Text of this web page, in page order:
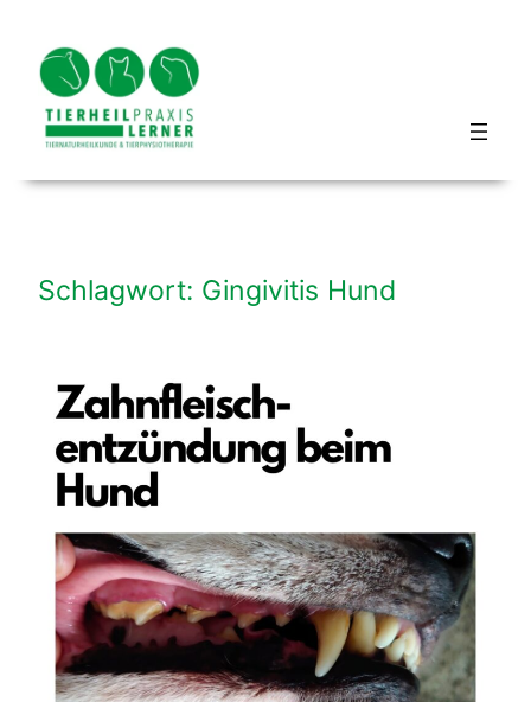
Inhalt
springen
Schlagwort: Gingivitis Hund